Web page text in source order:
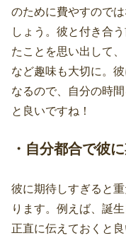
のために費やすので
しょう。彼と付き合
たことを思い出して
など趣味も大切に。
なるので、自分の時
と良いですね！
・自分都合で彼
彼に期待しすぎると
ります。例えば、誕
正直に伝えておくと